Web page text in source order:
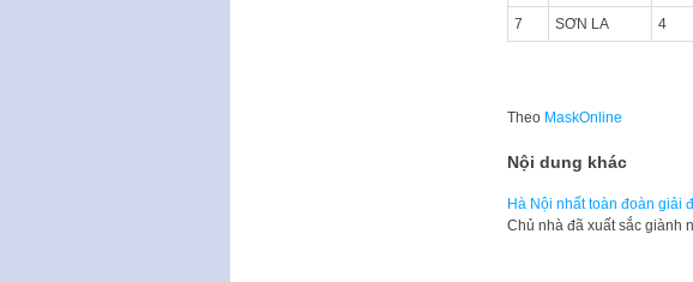
7 SƠN LA 4
Theo MaskOnline
Nội dung khác
Hà Nội nhất toàn đoàn giải
Chủ nhà đã xuất sắc giành